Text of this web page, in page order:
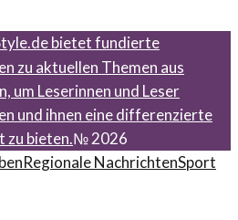
bietet fundierte
zu aktuellen Themen aus
um Leserinnen und Leser
und ihnen eine differenzierte
zu bieten.№2026
Regionale NachrichtenSport